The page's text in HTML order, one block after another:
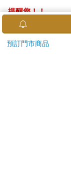
提醒您！！
金石堂及銀行均
ATM提款機，請
預訂門市商品